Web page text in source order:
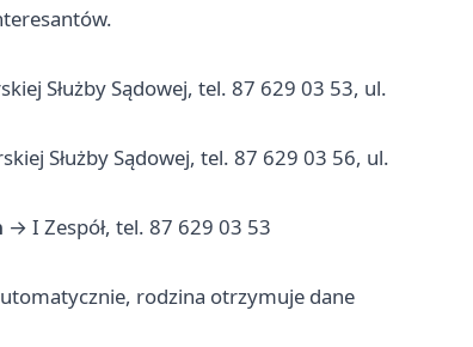
Służby Sądowej, tel. 87 629 03 53, ul.
Służby Sądowej, tel. 87 629 03 56, ul.
→ I Zespół, tel. 87 629 03 53
rodzina otrzymuje dane